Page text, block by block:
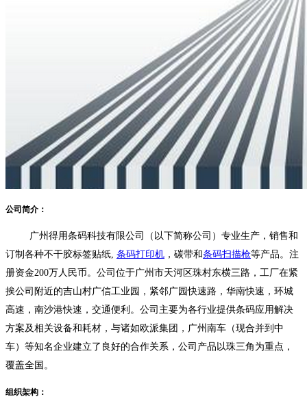
公司简介：
广州得用条码科技有限公司（以下简称公司）专业生产，销售和
订制各种不干胶标签贴纸, 条码打印机 ，碳带和条码扫描枪等产品。注
册资金200万人民币。公司位于广州市天河区珠村东横三路 ， 工厂在紧
挨公司附近的吉山村广信工业园， 紧邻广园快速路，华南快速，环城
高速，南沙港快速，交通便利。公司主要为各行业提供条码应用解决
方案及相关设备和耗材，与诸如欧派集团 ， 广州南车（现合并到中
车） 等知名企业建立了良好的合作关系，公司产品以珠三角为重点，
覆盖全国。
组织架构：